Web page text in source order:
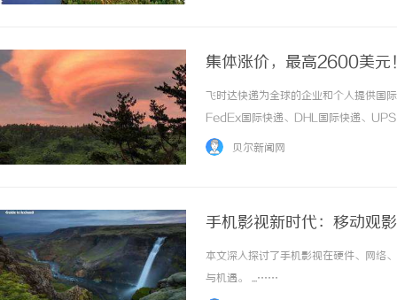
集体涨价，最高2600美
飞时达快递为全球的企业和个人提供国
FedEx国际快递、DHL国际快递、
务。欧洲.美洲.非洲.东南亚促销价格
贝尔新闻网
手机影视新时代：移动观
本文深入探讨了手机影视在硬件、网络
与机遇。 ...……